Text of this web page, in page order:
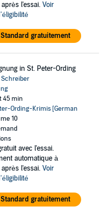
l'essai. Voir
Standard gratuitement
in St. Peter-Ording
45 min
Ording-Krimis [German
10
avec l'essai.
automatique à
l'essai. Voir
Standard gratuitement